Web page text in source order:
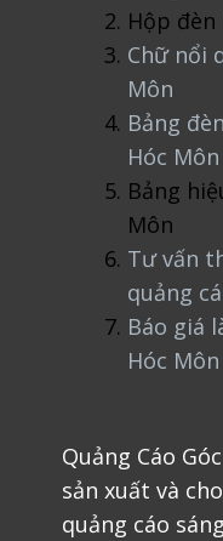
Hộp đèn
Chữ nổi
Môn
Bảng
Hóc Môn
Bảng
Môn
Tư vấn
quảng
Báo giá
Hóc Môn
Quảng Cáo
sản xuất và
quảng cáo